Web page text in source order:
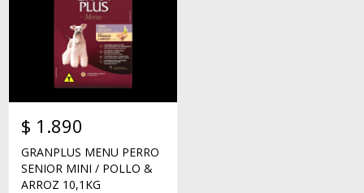
$ 1.890
GRANPLUS MENU PERRO
SENIOR MINI / POLLO &
ARROZ 10,1KG